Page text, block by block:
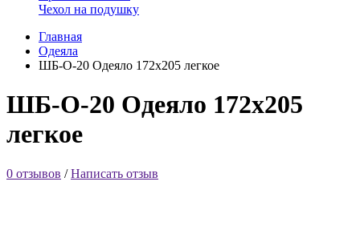
Чехол на подушку
Главная
Одеяла
ШБ-О-20 Одеяло 172х205 легкое
ШБ-О-20 Одеяло 172х205
легкое
0 отзывов /Написать отзыв